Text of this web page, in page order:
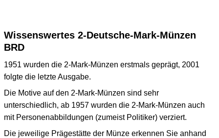
Wissenswertes 2-Deutsche-Mark-Münzen
BRD
1951 wurden die 2-Mark-Münzen erstmals geprägt, 2001
folgte die letzte Ausgabe.
Die Motive auf den 2-Mark-Münzen sind sehr
unterschiedlich, ab 1957 wurden die 2-Mark-Münzen auch
mit Personenabbildungen (zumeist Politiker) verziert.
Die jeweilige Prägestätte der Münze erkennen Sie anhand